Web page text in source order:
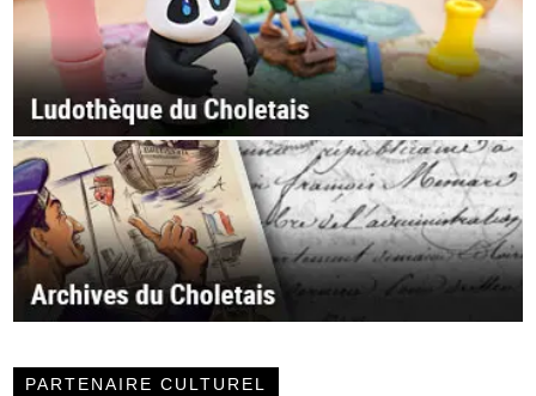
PARTENAIRE CULTUREL